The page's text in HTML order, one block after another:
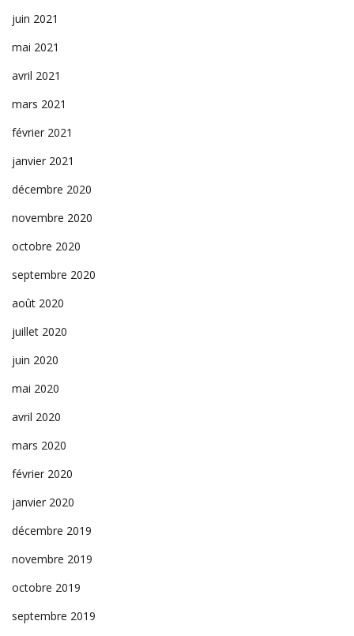
juin 2021
mai 2021
avril 2021
mars 2021
février 2021
janvier 2021
décembre 2020
novembre 2020
octobre 2020
septembre 2020
août 2020
juillet 2020
juin 2020
mai 2020
avril 2020
mars 2020
février 2020
janvier 2020
décembre 2019
novembre 2019
octobre 2019
septembre 2019